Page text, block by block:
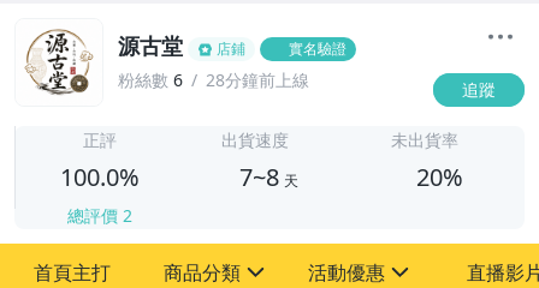
源古堂 店鋪 實名驗證
粉絲數 6 28分鐘前上線 追蹤
正評
100.0%
總評價 2
出貨速度
7~8 天
未出貨率
20%
首頁主打 商品分類 活動優惠 直播影